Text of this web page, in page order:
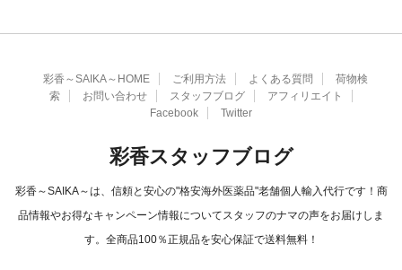
彩香～SAIKA～HOME ご利用方法 よくある質問
荷物検
索
お問い合わせ スタッフブログ
アフィリエイト
Facebook
Twitter
彩香スタッフブログ
彩香～SAIKA～は、信頼と安心の"格安海外医薬品"老舗個人輸入代行です！商
品情報やお得なキャンペーン情報についてスタッフのナマの声をお届けしま
す。全商品100％正規品を安心保証で送料無料！